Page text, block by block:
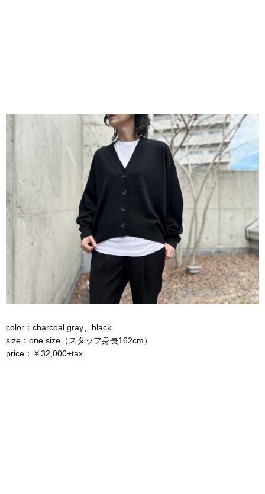
color：charcoal gray、black
size：one size（スタッフ身長162cm）
price：￥32,000+tax